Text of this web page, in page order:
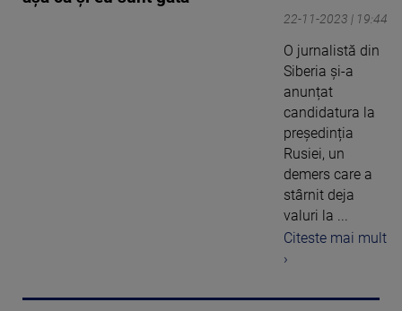
22-11-2023 | 19:44
O jurnalistă din
Siberia și-a
anunțat
candidatura la
președinția
Rusiei, un
demers care a
stârnit deja
valuri la ...
Citeste mai mult
›